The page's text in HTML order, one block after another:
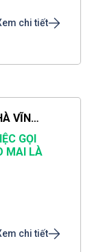
chi tiết
CẦN TÌM 1 NGƯỜI GIÚP VIỆC NHÀ VĨNH LONG 1 NGƯỜI GIỮ TRẺ 1 NGƯỜI CHĂM BÀ
GỌI
MAI LÀ
chi tiết